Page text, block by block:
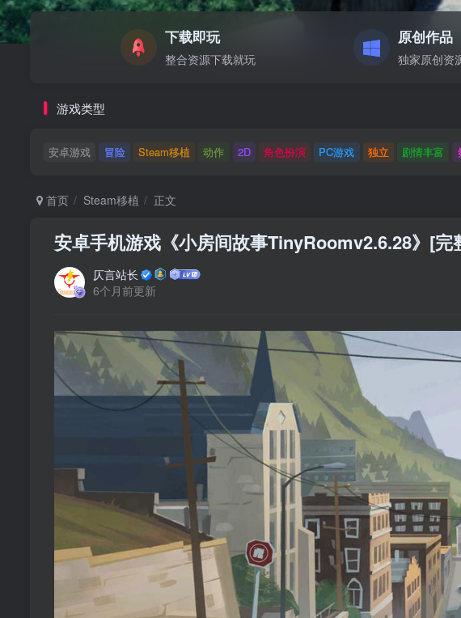
下载即玩
整合资源下载就玩
原创作品
独家原创资
游戏类型
安卓游戏 冒险 Steam移植 动作 2D 角色扮演 PC游戏 独立 剧情丰富
首页 Steam移植 正文
安卓手机游戏《小房间故事TinyRoomv2.6.28》[
仄言站长
6个月前更新